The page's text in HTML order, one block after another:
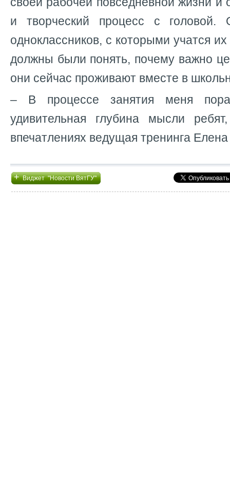
и творческий процесс с головой.
одноклассников, с которыми учатся
должны были понять, почему важно
они сейчас проживают вместе в
– В процессе занятия меня
удивительная глубина мысли
впечатлениях ведущая тренинга
+Виджет "Новости ВятГУ"